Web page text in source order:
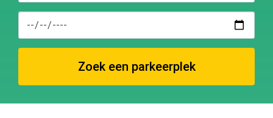
Zoek een parkeerplek